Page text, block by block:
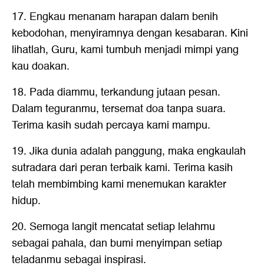
17. Engkau menanam harapan dalam benih
kebodohan, menyiramnya dengan kesabaran. Kini
lihatlah, Guru, kami tumbuh menjadi mimpi yang
kau doakan.
18. Pada diammu, terkandung jutaan pesan.
Dalam teguranmu, tersemat doa tanpa suara.
Terima kasih sudah percaya kami mampu.
19. Jika dunia adalah panggung, maka engkaulah
sutradara dari peran terbaik kami. Terima kasih
telah membimbing kami menemukan karakter
hidup.
20. Semoga langit mencatat setiap lelahmu
sebagai pahala, dan bumi menyimpan setiap
teladanmu sebagai inspirasi.